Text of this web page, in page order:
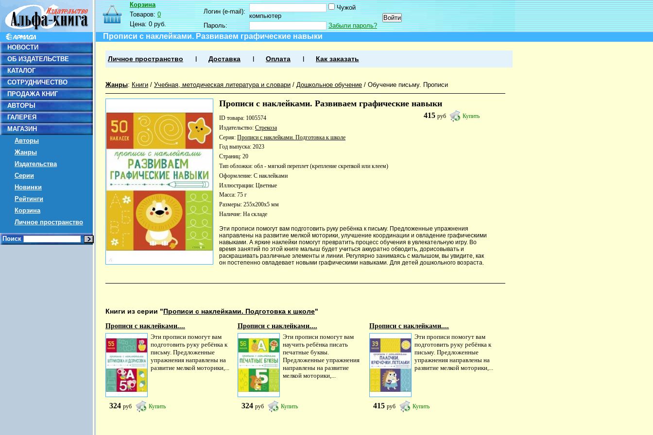
НОВОСТИ
ОБ ИЗДАТЕЛЬСТВЕ
КАТАЛОГ
СОТРУДНИЧЕСТВО
ПРОДАЖА КНИГ
АВТОРЫ
ГАЛЕРЕЯ
МАГАЗИН
Авторы
Жанры
Издательства
Серии
Новинки
Рейтинги
Корзина
Личное пространство
Поиск
Корзина
Товаров:0
Цена:0 руб.
Логин (e-mail):
Чужой
компьютер
Пароль:
Забыли пароль?
Прописи с наклейками. Развиваем графические навыки
Личное пространство Доставка Оплата Как заказать
Жанры: Книги / Учебная, методическая литература и словари / Дошкольное обучение / Обучение письму. Прописи
Прописи с наклейками. Развиваем графические навыки
415руб Купить
ID товара: 1005574
Издательство: Стрекоза
Серия: Прописи с наклейками. Подготовка к школе
Год выпуска: 2023
Страниц: 20
Тип обложки: обл - мягкий переплет (крепление скрепкой или клеем)
Оформление: С наклейками
Иллюстрации: Цветные
Масса: 75 г
Размеры: 255x200x5 мм
Наличие: На складе
Эти прописи помогут вам подготовить руку ребёнка к письму. Предложенные упражнения
направлены на развитие мелкой моторики, улучшение координации и овладение графическими
навыками. А яркие наклейки помогут превратить процесс обучения в увлекательную игру. Во
время занятий по этой книге малыш будет учиться аккуратно обводить, дорисовывать и
раскрашивать различные элементы и линии. Регулярно занимаясь с малышом, вы увидите, как
он постепенно овладевает новыми графическими навыками. Для детей дошкольного возраста.
Книги из серии "Прописи с наклейками. Подготовка к школе"
Прописи с наклейками....
Эти прописи помогут вам
подготовить руку ребёнка к
письму. Предложенные
упражнения направлены на
развитие мелкой моторики,...
324 руб Купить
Прописи с наклейками....
Эти прописи помогут вам
научить ребёнка писать
печатные буквы.
Предложенные упражнения
направлены на развитие
мелкой моторики,...
324 руб Купить
Прописи с наклейками....
Эти прописи помогут вам
подготовить руку ребёнка к
письму. Предложенные
упражнения направлены на
развитие мелкой моторики,...
415руб Купить